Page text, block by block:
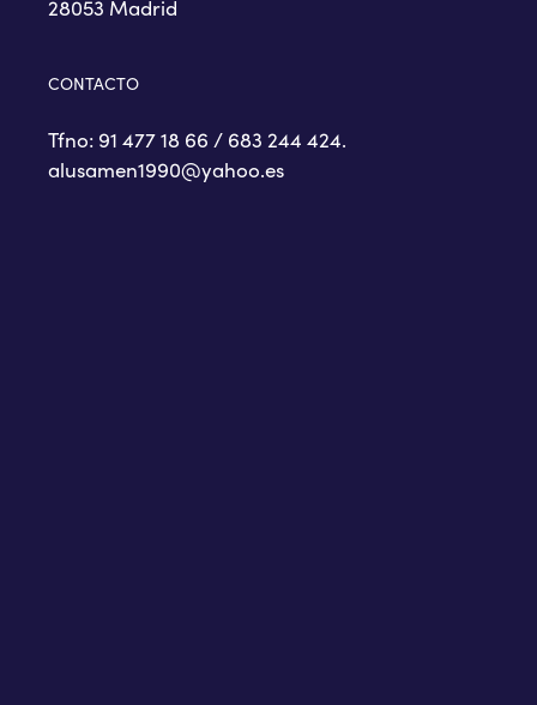
28053 Madrid
CONTACTO
Tfno: 91 477 18 66 / 683 244 424.
alusamen1990@yahoo.es